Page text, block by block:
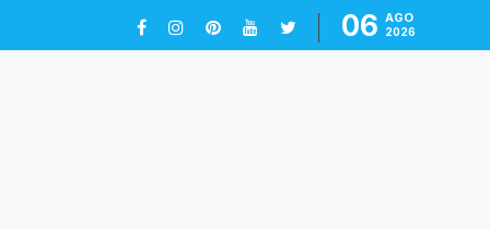
06 AGO
2026